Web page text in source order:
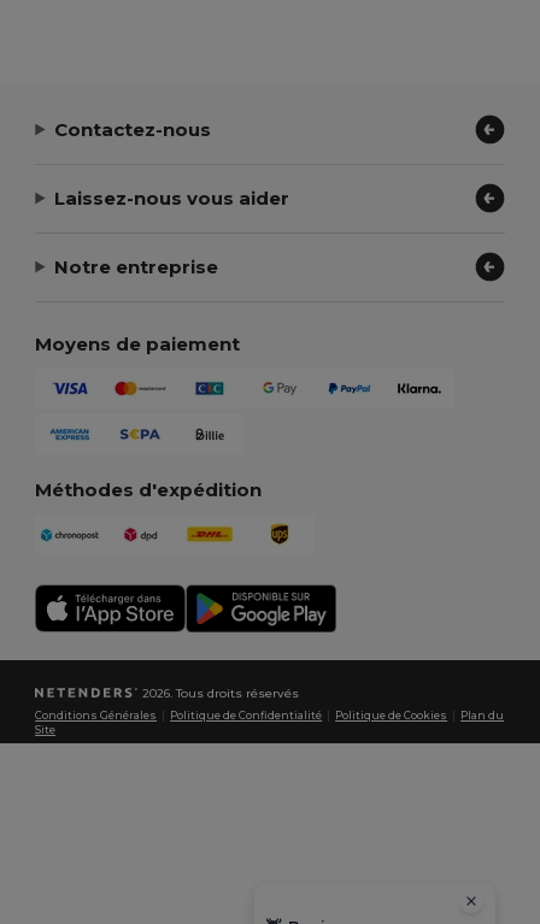
Contactez-nous
Laissez-nous vous aider
Notre entreprise
Moyens de paiement
Méthodes d'expédition
2026. Tous droits réservés
Conditions Générales Politique de Confidentialité Politique de Cookies
Plan du
Site